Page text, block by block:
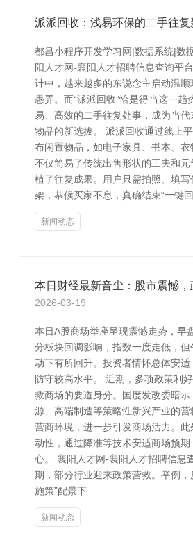
派派回收：浅易环保的二手往复
都昌小程序开发学习网|数据系统|数
阳人才网-襄阳人才招聘信息查询平
计中，越来越多的东说念主启动温顺
愚弄。而“派派回收”恰是得当这一趋
易、高效的二手往复处事，成为当
物品的新选拔。 派派回收通过线上
布闲置物品，如电子家具、书本、衣
不仅简易了传统出售形状的工夫和
植了往复成果。用户只需拍照、填写
架，恭候买家不息，真确结束“一键
新闻动态
本日财经最新音尘：股市震憾，
2026-03-19
本日A股商场举座呈现震憾走势，早
分板块回调影响，指数一度走低，
动下有所回升。投资者情怀总体安
防守较高水平。 近期，多项政策利
救商场的要道身分。国度发改委暗
源、高端制造等策略性新兴产业的
营商环境，进一步引发商场活力。
动性，通过降准等技术安适商场预
心。 襄阳人才网-襄阳人才招聘信息
期，部分行业迎来政策营救。举例，
施策”配景下
新闻动态